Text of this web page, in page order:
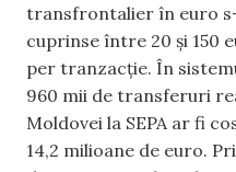
transfrontalier în euro
cuprinse între 20 și 150
per tranzacție. În
960 mii de transferuri
Moldovei la SEPA ar fi
14,2 milioane de euro.